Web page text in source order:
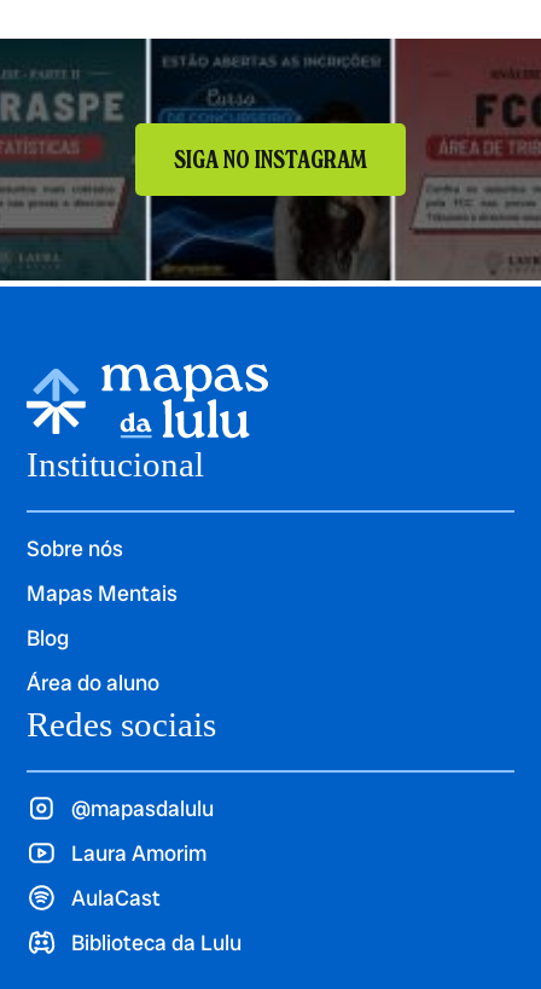
SIGA NO INSTAGRAM
Institucional
Sobre nós
Mapas Mentais
Blog
Área do aluno
Redes sociais
@mapasdalulu
Laura Amorim
AulaCast
Biblioteca da Lulu